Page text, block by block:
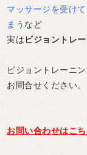
マッサージを受け
まう など
実はビジョントレ
ビジョントレーニ
お問合せください。
お問い合わせはこ